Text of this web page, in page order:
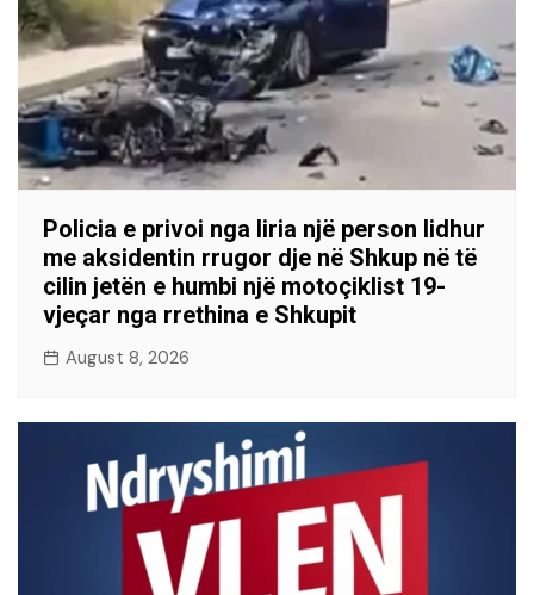
Policia e privoi nga liria një person lidhur
me aksidentin rrugor dje në Shkup në të
cilin jetën e humbi një motoçiklist 19-
vjeçar nga rrethina e Shkupit
August 8, 2026